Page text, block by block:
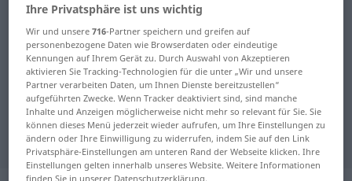
Deutsch-Portugiesisch Wörterbuch
Deutsch-Portugiesisch
Übersetzung für "fundieren"
"fundieren" Portugiesisch
Übersetzung
Ihre Privatsphäre ist uns wichtig
Wir und unsere716-Partner speichern und greifen auf
personenbezogene Daten wie Browserdaten oder eindeutige
Kennungen auf Ihrem Gerät zu. Durch Auswahl von Akzeptieren
aktivieren Sie Tracking-Technologien für die unter „Wir und unsere
Partner verarbeiten Daten, um Ihnen Dienste bereitzustellen“
aufgeführten Zwecke. Wenn Tracker deaktiviert sind, sind manche
Inhalte und Anzeigen möglicherweise nicht mehr so relevant für Sie. Sie
können dieses Menü jederzeit wieder aufrufen, um Ihre Einstellungen zu
ändern oder Ihre Einwilligung zu widerrufen, indem Sie auf den Link
Privatsphäre-Einstellungen am unteren Rand der Webseite klicken. Ihre
Einstellungen gelten innerhalb unseres Website. Weitere Informationen
finden Sie in unserer Datenschutzerklärung.